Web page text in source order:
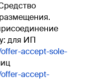
для ИП
accept-sole-
accept-